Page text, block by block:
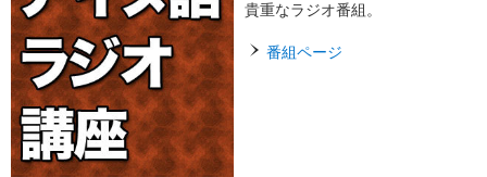
貴重なラジオ番組。
番組ページ